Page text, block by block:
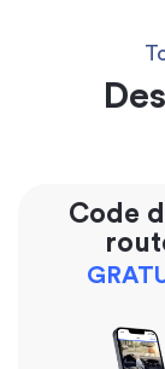
Code